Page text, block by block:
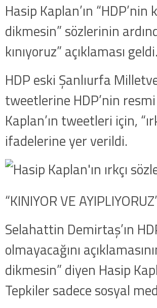
Hasip Kaplan’ın
dikmesin” sözlerinin
kınıyoruz” açıklaması geldi.
HDP eski Şanlıurfa
tweetlerine HDP’nin
Kaplan’ın tweetleri için,
ifadelerine yer verildi.
“KINIYOR VE
Selahattin Demirtaş’ın
olmayacağını
dikmesin” diyen Hasip
Tepkiler sadece sosyal